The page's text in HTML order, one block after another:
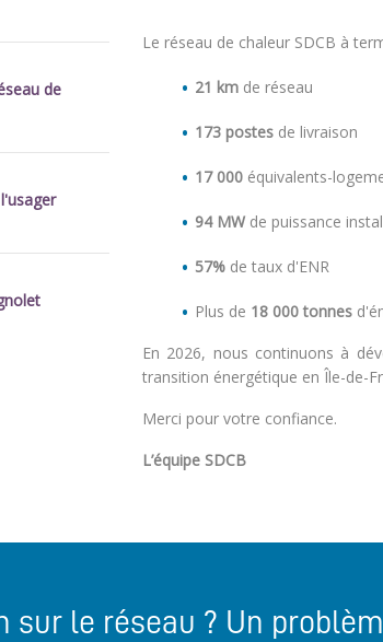
de
Le réseau de chaleur SDCB à
21 km de réseau
173 postes de livraison
17 000 équivalents-
94 MW de puissance
57% de taux d'ENR
Plus de 18 000 tonnes
En 2026, nous continuons à
transition énergétique en Île-de-
Merci pour votre confiance.
L’équipe SDCB
sur le réseau ? Un